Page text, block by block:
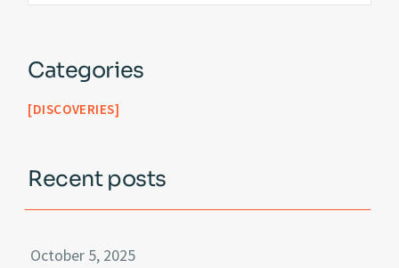
Categories
DISCOVERIES
Recent posts
October 5, 2025